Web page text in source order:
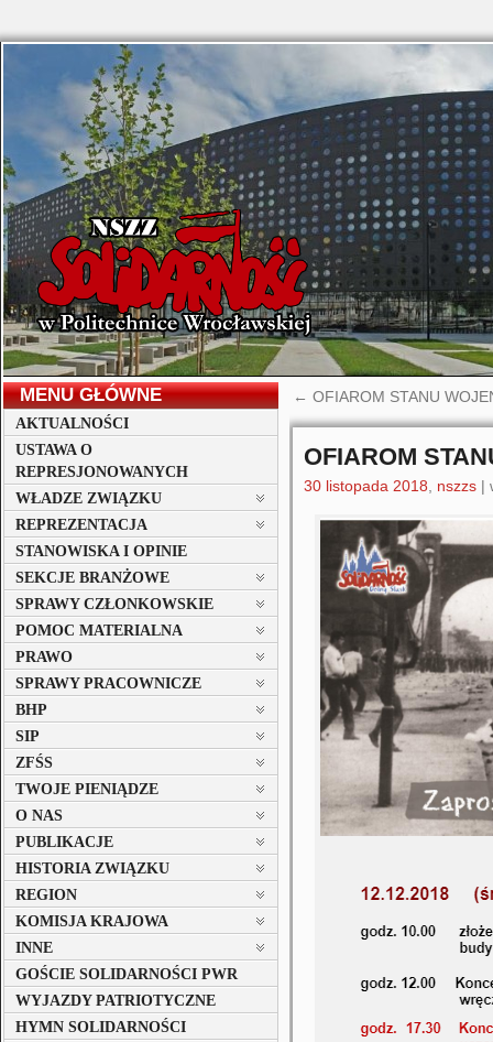
MENU GŁÓWNE
AKTUALNOŚCI
USTAWA O
REPRESJONOWANYCH
WŁADZE ZWIĄZKU
REPREZENTACJA
STANOWISKA I OPINIE
SEKCJE BRANŻOWE
SPRAWY CZŁONKOWSKIE
POMOC MATERIALNA
PRAWO
SPRAWY PRACOWNICZE
BHP
SIP
ZFŚS
TWOJE PIENIĄDZE
O NAS
PUBLIKACJE
HISTORIA ZWIĄZKU
REGION
KOMISJA KRAJOWA
INNE
GOŚCIE SOLIDARNOŚCI PWR
WYJAZDY PATRIOTYCZNE
HYMN SOLIDARNOŚCI
← OFIAROM STANU
OFIAROM
30 listopada 2018 nszzs |